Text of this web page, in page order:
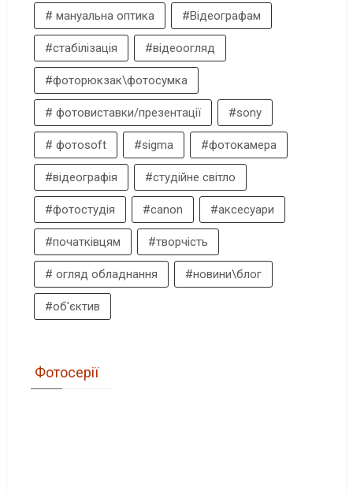
# мануальна оптика #Відеографам
#стабілізація #відеоогляд
#фоторюкзак\фотосумка
# фотовиставки/презентації #sony
# фотоsoft #sigma #фотокамера
#відеографія #студійне світло
#фотостудія #canon #аксесуари
#початківцям #творчість
# огляд обладнання #новини\блог
#об'єктив
Фотосерії